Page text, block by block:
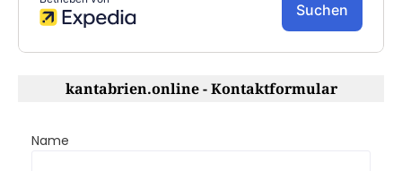
kantabrien.online - Kontaktformular
Name